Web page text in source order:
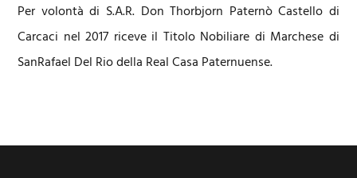
Per volontà di S.A.R. Don Thorbjorn Paternò Castello di
Carcaci nel 2017 riceve il Titolo Nobiliare di Marchese di
SanRafael Del Rio della Real Casa Paternuense.